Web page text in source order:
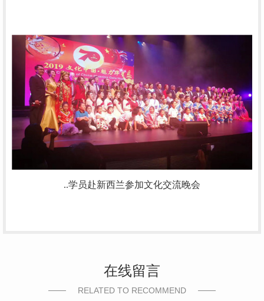
..学员赴新西兰参加文化交流晚会
在线留言
RELATED TO RECOMMEND